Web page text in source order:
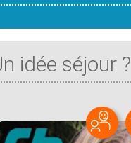
idée séjour ?